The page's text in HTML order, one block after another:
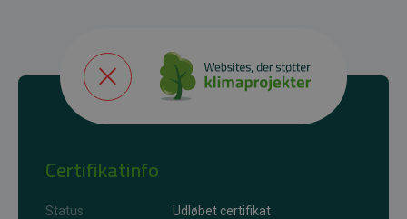
Certifikatinfo
Status
Udløbet certifikat